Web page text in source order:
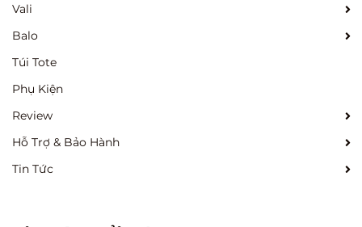
Vali
Balo
Túi Tote
Phụ Kiện
Review
Hỗ Trợ & Bảo Hành
Tin Tức